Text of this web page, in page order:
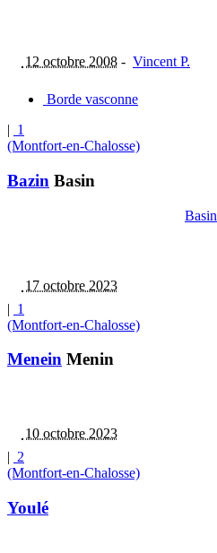
12 octobre 2008 - Vincent P.
Borde vasconne
| 1
(Montfort-en-Chalosse)
Bazin Basin
Basin
17 octobre 2023
| 1
(Montfort-en-Chalosse)
Menein Menin
10 octobre 2023
| 2
(Montfort-en-Chalosse)
Youlé